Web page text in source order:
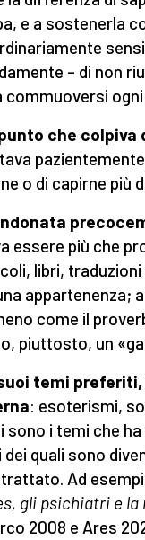
e a sostenerla
– di non
commuoversi
che colpiva
o di capirne più
essere più che
libri,
appartenenza;
come il
piuttosto, un
temi
: esoterismi,
sono i temi che
dei quali sono
Ad
gli psichiatri e la
2008 e Ares